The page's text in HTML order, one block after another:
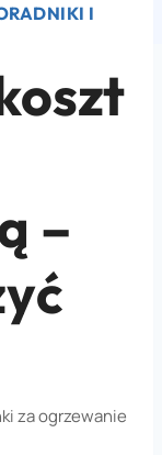
I
–
za ogrzewanie